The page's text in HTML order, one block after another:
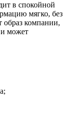
в спокойной
мягко, без
образ компании,
и может